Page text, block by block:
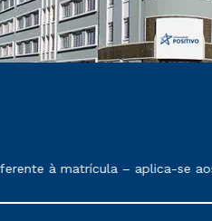
contrato de prestação de
à matrícula – aplica-se